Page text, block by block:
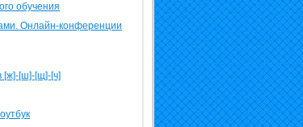
обучения
Онлайн-конференции
[ж]-[ш]-[щ]-[ч]